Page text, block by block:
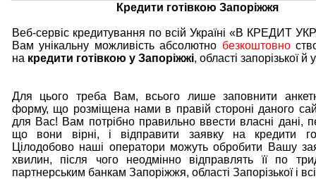
Кредити готівкою Запоріжжя
Веб-сервіс кредитування по всій Україні «В КРЕДИТ
Вам унікальну можливість абсолютно безкоштовно
на кредити готівкою у Запоріжжі, області запорізької й
Для цього треба Вам, всього лише заповнити
форму, що розміщена нами в правій стороні даного
для Вас! Вам потрібно правильно ввести власні дані,
що вони вірні, і відправити заявку на кредити
Цілодобово наші оператори можуть обробити Вашу
хвилин, після чого неодмінно відправлять її по
партнерським банкам Запоріжжя, області Запорізької і